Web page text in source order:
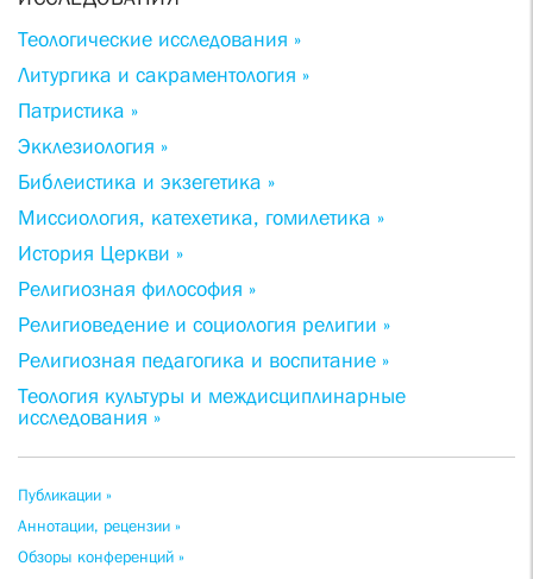
Теологические исследования »
Литургика и сакраментология »
Патристика »
Экклезиология »
Библеистика и экзегетика »
Миссиология, катехетика, гомилетика »
История Церкви »
Религиозная философия »
Религиоведение и социология религии »
Религиозная педагогика и воспитание »
Теология культуры и междисциплинарные
исследования »
Публикации »
Аннотации, рецензии »
Обзоры конференций »